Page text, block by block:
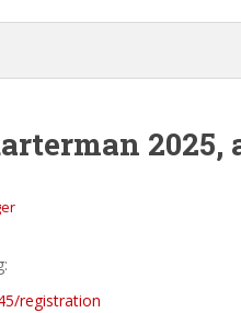
2025,
registration